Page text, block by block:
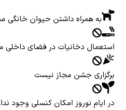
به همراه داشتن حیوان خانگی
استعمال دخانیات در فضای داخلی
برگزاری جشن مجاز نیست
در ایام نوروز امکان کنسلی وجود